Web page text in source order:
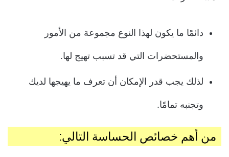
دائمًا ما يكون لهذا النوع مجموعة من الأمور
والمستحضرات التي قد تسبب تهيج لها.
لذلك يجب قدر الإمكان أن تعرف ما يهيجها لديك
وتجنبه تمامًا.
من أهم خصائص الحساسة التالي: